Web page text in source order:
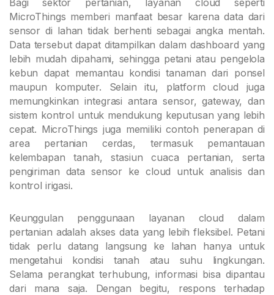
MicroThings memberi manfaat besar karena data dari
sensor di lahan tidak berhenti sebagai angka mentah.
Data tersebut dapat ditampilkan dalam dashboard yang
lebih mudah dipahami, sehingga petani atau pengelola
kebun dapat memantau kondisi tanaman dari ponsel
maupun komputer. Selain itu, platform cloud juga
memungkinkan integrasi antara sensor, gateway, dan
sistem kontrol untuk mendukung keputusan yang lebih
cepat. MicroThings juga memiliki contoh penerapan di
area pertanian cerdas, termasuk pemantauan
kelembapan tanah, stasiun cuaca pertanian, serta
pengiriman data sensor ke cloud untuk analisis dan
kontrol irigasi.
Keunggulan penggunaan layanan cloud dalam
pertanian adalah akses data yang lebih fleksibel. Petani
tidak perlu datang langsung ke lahan hanya untuk
mengetahui kondisi tanah atau suhu lingkungan.
Selama perangkat terhubung, informasi bisa dipantau
dari mana saja. Dengan begitu, respons terhadap